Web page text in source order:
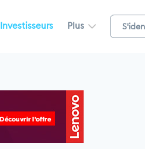
Investisseurs Plus